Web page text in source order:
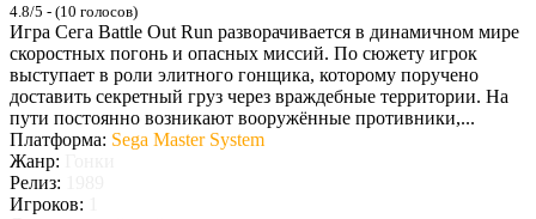
4.8/5 - (10 голосов)
Игра Сега Battle Out Run разворачивается в динамичном мире
скоростных погонь и опасных миссий. По сюжету игрок
выступает в роли элитного гонщика, которому поручено
доставить секретный груз через враждебные территории. На
пути постоянно возникают вооружённые противники,...
Платформа: Sega Master System
Жанр:
Релиз:
Игроков: